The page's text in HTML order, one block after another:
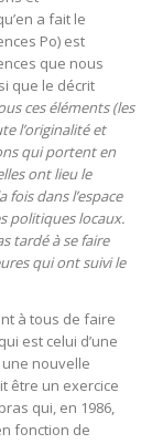
a fait le
Po) est
que nous
que le décrit
ces éléments (les
l’originalité et
qui portent en
ont lieu le
dans l’espace
politiques locaux.
tardé à se faire
qui ont suivi le
à tous de faire
est celui d’une
nouvelle
être un exercice
qui, en 1986,
fonction de